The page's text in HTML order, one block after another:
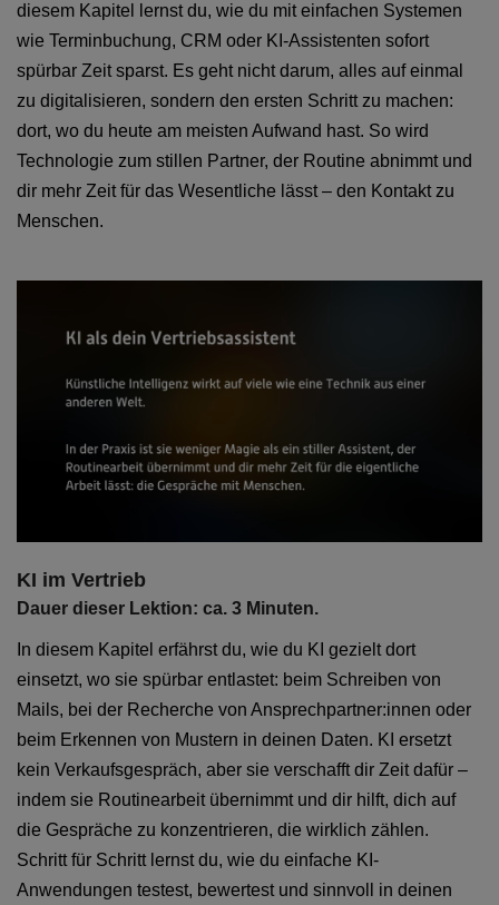
diesem Kapitel lernst du, wie du mit einfachen Systemen
wie Terminbuchung, CRM oder KI-Assistenten sofort
spürbar Zeit sparst. Es geht nicht darum, alles auf einmal
zu digitalisieren, sondern den ersten Schritt zu machen:
dort, wo du heute am meisten Aufwand hast. So wird
Technologie zum stillen Partner, der Routine abnimmt und
dir mehr Zeit für das Wesentliche lässt – den Kontakt zu
Menschen.
KI im Vertrieb
Dauer dieser Lektion: ca. 3 Minuten.
In diesem Kapitel erfährst du, wie du KI gezielt dort
einsetzt, wo sie spürbar entlastet: beim Schreiben von
Mails, bei der Recherche von Ansprechpartner:innen oder
beim Erkennen von Mustern in deinen Daten. KI ersetzt
kein Verkaufsgespräch, aber sie verschafft dir Zeit dafür –
indem sie Routinearbeit übernimmt und dir hilft, dich auf
die Gespräche zu konzentrieren, die wirklich zählen.
Schritt für Schritt lernst du, wie du einfache KI-
Anwendungen testest, bewertest und sinnvoll in deinen